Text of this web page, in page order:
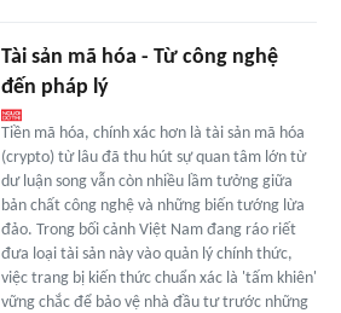
Tài sản mã hóa - Từ công nghệ
đến pháp lý
Tiền mã hóa, chính xác hơn là tài sản mã hóa
(crypto) từ lâu đã thu hút sự quan tâm lớn từ
dư luận song vẫn còn nhiều lầm tưởng giữa
bản chất công nghệ và những biến tướng lừa
đảo. Trong bối cảnh Việt Nam đang ráo riết
đưa loại tài sản này vào quản lý chính thức,
việc trang bị kiến thức chuẩn xác là 'tấm khiên'
vững chắc để bảo vệ nhà đầu tư trước những